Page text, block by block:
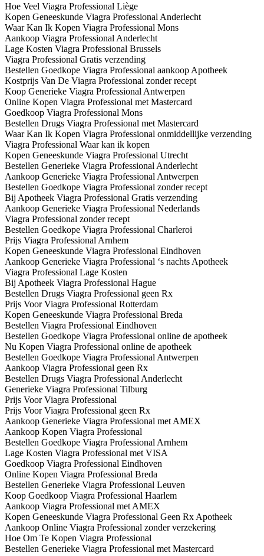
Hoe Veel Viagra Professional Liège
Kopen Geneeskunde Viagra Professional Anderlecht
Waar Kan Ik Kopen Viagra Professional Mons
Aankoop Viagra Professional Anderlecht
Lage Kosten Viagra Professional Brussels
Viagra Professional Gratis verzending
Bestellen Goedkope Viagra Professional aankoop Apotheek
Kostprijs Van De Viagra Professional zonder recept
Koop Generieke Viagra Professional Antwerpen
Online Kopen Viagra Professional met Mastercard
Goedkoop Viagra Professional Mons
Bestellen Drugs Viagra Professional met Mastercard
Waar Kan Ik Kopen Viagra Professional onmiddellijke verzending
Viagra Professional Waar kan ik kopen
Kopen Geneeskunde Viagra Professional Utrecht
Bestellen Generieke Viagra Professional Anderlecht
Aankoop Generieke Viagra Professional Antwerpen
Bestellen Goedkope Viagra Professional zonder recept
Bij Apotheek Viagra Professional Gratis verzending
Aankoop Generieke Viagra Professional Nederlands
Viagra Professional zonder recept
Bestellen Goedkope Viagra Professional Charleroi
Prijs Viagra Professional Arnhem
Kopen Geneeskunde Viagra Professional Eindhoven
Aankoop Generieke Viagra Professional ‘s nachts Apotheek
Viagra Professional Lage Kosten
Bij Apotheek Viagra Professional Hague
Bestellen Drugs Viagra Professional geen Rx
Prijs Voor Viagra Professional Rotterdam
Kopen Geneeskunde Viagra Professional Breda
Bestellen Viagra Professional Eindhoven
Bestellen Goedkope Viagra Professional online de apotheek
Nu Kopen Viagra Professional online de apotheek
Bestellen Goedkope Viagra Professional Antwerpen
Aankoop Viagra Professional geen Rx
Bestellen Drugs Viagra Professional Anderlecht
Generieke Viagra Professional Tilburg
Prijs Voor Viagra Professional
Prijs Voor Viagra Professional geen Rx
Aankoop Generieke Viagra Professional met AMEX
Aankoop Kopen Viagra Professional
Bestellen Goedkope Viagra Professional Arnhem
Lage Kosten Viagra Professional met VISA
Goedkoop Viagra Professional Eindhoven
Online Kopen Viagra Professional Breda
Bestellen Generieke Viagra Professional Leuven
Koop Goedkoop Viagra Professional Haarlem
Aankoop Viagra Professional met AMEX
Kopen Geneeskunde Viagra Professional Geen Rx Apotheek
Aankoop Online Viagra Professional zonder verzekering
Hoe Om Te Kopen Viagra Professional
Bestellen Generieke Viagra Professional met Mastercard